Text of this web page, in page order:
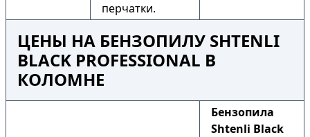
перчатки.
ЦЕНЫ НА БЕНЗОПИЛУ SHTENLI
BLACK PROFESSIONAL В
КОЛОМНЕ
Бензопила
Shtenli Black